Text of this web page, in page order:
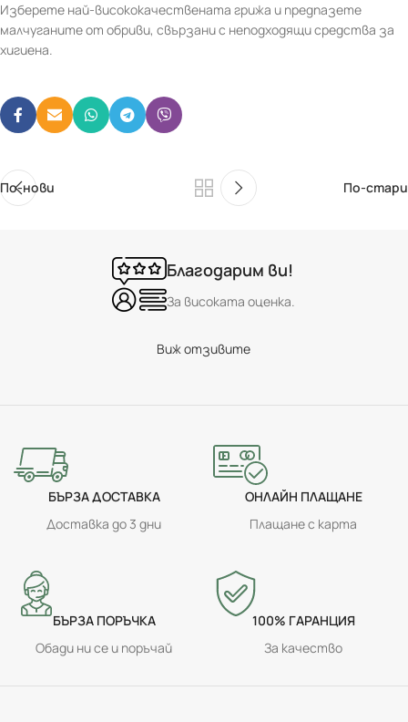
Изберете най-висококачествената грижа и предпазете
малчуганите от обриви, свързани с неподходящи средства за
хигиена.
По-нови По-стари
Благодарим ви!
За високата оценка.
Виж отзивите
БЪРЗА ДОСТАВКА
Доставка до 3 дни
ОНЛАЙН ПЛАЩАНЕ
Плащане с карта
БЪРЗА ПОРЪЧКА
Обади ни се и поръчай
100% ГАРАНЦИЯ
За качество